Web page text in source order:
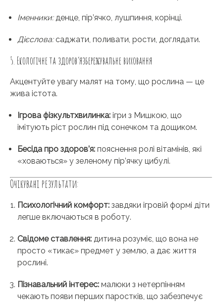
Іменники:денце, пір’ячко, лушпиння, корінці.
Дієслова:саджати, поливати, рости, доглядати.
5. Екологічне та здоров’язбережувальне виховання
Акцентуйте увагу малят на тому, що рослина — це
жива істота.
Ігрова фізкультхвилинка: ігри з Мишкою, що
імітують ріст рослин під сонечком та дощиком.
Бесіда про здоров’я: пояснення ролі вітамінів, які
«ховаються» у зеленому пір’ячку цибулі.
Очікувані результати:
Психологічний комфорт: завдяки ігровій формі діти
легше включаються в роботу.
Свідоме ставлення: дитина розуміє, що вона не
просто «тикає» предмет у землю, а дає життя
рослині.
Пізнавальний інтерес: малюки з нетерпінням
чекають появи перших паростків, що забезпечує